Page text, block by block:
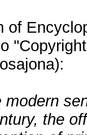
of
modern
the